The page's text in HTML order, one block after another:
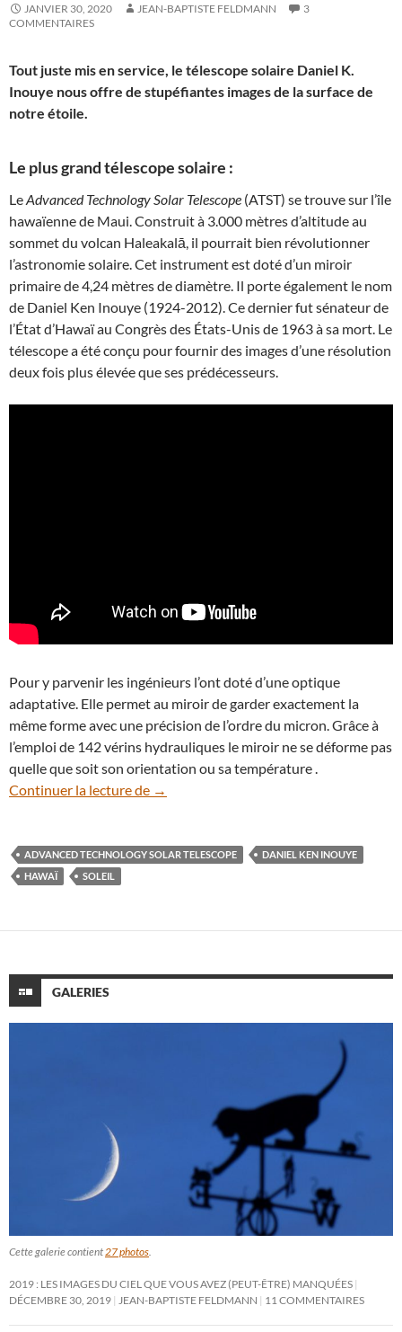
JANVIER 30, 2020 JEAN-BAPTISTE FELDMANN
3
COMMENTAIRES
Tout juste mis en service, le télescope solaire Daniel K.
Inouye nous offre de stupéfiantes images de la surface de
notre étoile.
Le plus grand télescope solaire :
LeAdvanced Technology Solar Telescope (ATST) se trouve sur l’île
hawaïenne de Maui. Construit à 3.000 mètres d’altitude au
sommet du volcan Haleakalā, il pourrait bien révolutionner
l’astronomie solaire. Cet instrument est doté d’un miroir
primaire de 4,24 mètres de diamètre. Il porte également le nom
de Daniel Ken Inouye (1924-2012). Ce dernier fut sénateur de
l’État d’Hawaï au Congrès des États-Unis de 1963 à sa mort. Le
télescope a été conçu pour fournir des images d’une résolution
deux fois plus élevée que ses prédécesseurs.
Pour y parvenir les ingénieurs l’ont doté d’une optique
adaptative. Elle permet au miroir de garder exactement la
même forme avec une précision de l’ordre du micron. Grâce à
l’emploi de 142 vérins hydrauliques le miroir ne se déforme pas
quelle que soit son orientation ou sa température .
Continuer la lecture de Fantastiques premières images pour le
→
ADVANCED TECHNOLOGY SOLAR TELESCOPE
DANIEL KEN INOUYE
HAWAÏ
SOLEIL
GALERIES
Cette galerie contient 27 photos
2019 : LES IMAGES DU CIEL QUE VOUS AVEZ (PEUT-ÊTRE) MANQUÉES
DÉCEMBRE 30, 2019
JEAN-BAPTISTE FELDMANN 11 COMMENTAIRES